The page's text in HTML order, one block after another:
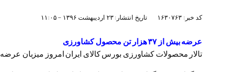
کد خبر:۱۶۳۰۷۶۳ تاریخ انتشار:۲۳ ارديبهشت ۱۳۹۶ – ۱۱:۰۵
عرضه بیش از ۳۷ هزار تن محصول کشاورزی
تالار محصولات کشاورزی بورس کالای ایران امروز میزبان عرضه ۳۷ هزار و ۳۱۲ تن انواع محصول است.